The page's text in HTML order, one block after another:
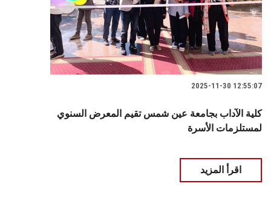
2025-11-30 12:55:07
كلية الآداب بجامعة عين شمس تقيم المعرض السنوي
لمستلزمات الأسرة
اقرأ المزيد